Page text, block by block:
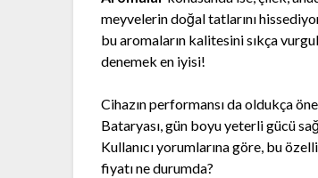
meyvelerin doğal tatlarını
bu aromaların kalitesini sıkça
denemek en iyisi!
Cihazın performansı da oldukça
Bataryası, gün boyu yeterli gücü
Kullanıcı yorumlarına göre, bu
fiyatı ne durumda?